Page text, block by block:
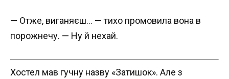
— Отже, виганяєш… — тихо промовила вона в
порожнечу. — Ну й нехай.
Хостел мав гучну назву «Затишок». Але з